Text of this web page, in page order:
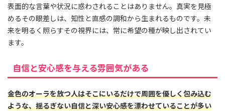
表面的な言葉や状況に惑わされることはありません。真実を見極
めるその眼差しは、知性と直感の調和から生まれるものです。未
来を明るく照らすその視界には、常に希望の種が映し出されてい
ます。
自信と安心感を与える雰囲気がある
金色のオーラを放つ人はそこにいるだけで周囲を優しく包み込む
ような、揺るぎない自信と深い安心感を漂わせていることが多い